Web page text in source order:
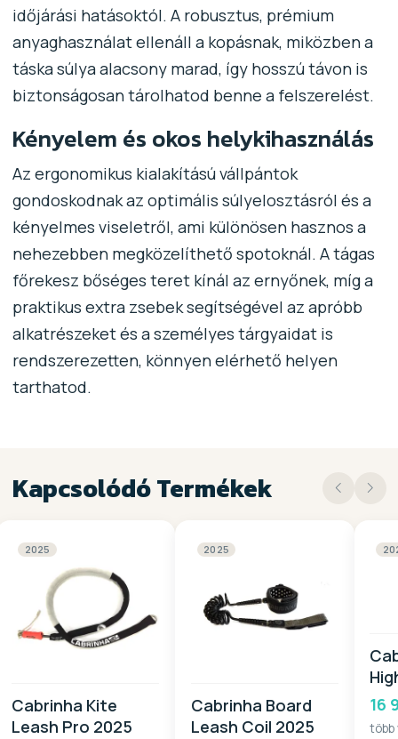
időjárási hatásoktól. A robusztus, prémium
anyaghasználat ellenáll a kopásnak, miközben a
táska súlya alacsony marad, így hosszú távon is
biztonságosan tárolhatod benne a felszerelést.
Kényelem és okos helykihasználás
Az ergonomikus kialakítású vállpántok
gondoskodnak az optimális súlyelosztásról és a
kényelmes viseletről, ami különösen hasznos a
nehezebben megközelíthető spotoknál. A tágas
főrekesz bőséges teret kínál az ernyőnek, míg a
praktikus extra zsebek segítségével az apróbb
alkatrészeket és a személyes tárgyaidat is
rendszerezetten, könnyen elérhető helyen
tarthatod.
Kapcsolódó Termékek
2025
Cabrinha Kite
Leash Pro 2025
2025
Cabrinha Board
Leash Coil 2025
16